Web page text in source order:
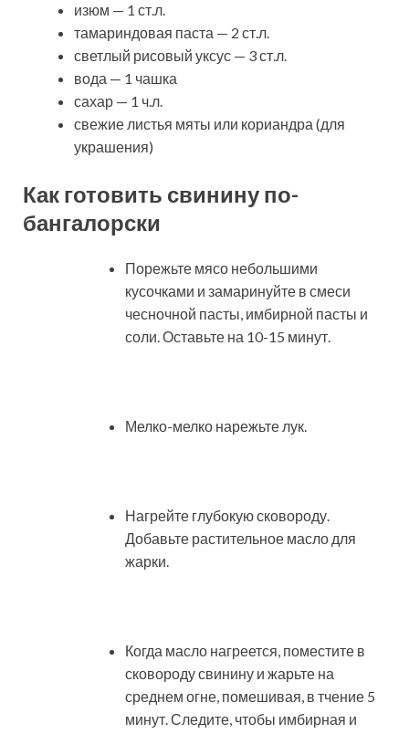
изюм — 1 ст.л.
тамариндовая паста — 2 ст.л.
светлый рисовый уксус — 3 ст.л.
вода — 1 чашка
сахар — 1 ч.л.
свежие листья мяты или кориандра (для
украшения)
Как готовить свинину по-
бангалорски
Порежьте мясо небольшими
кусочками и замаринуйте в смеси
чесночной пасты, имбирной пасты и
соли. Оставьте на 10-15 минут.
Мелко-мелко нарежьте лук.
Нагрейте глубокую сковороду.
Добавьте растительное масло для
жарки.
Когда масло нагреется, поместите в
сковороду свинину и жарьте на
среднем огне, помешивая, в тчение 5
минут. Следите, чтобы имбирная и